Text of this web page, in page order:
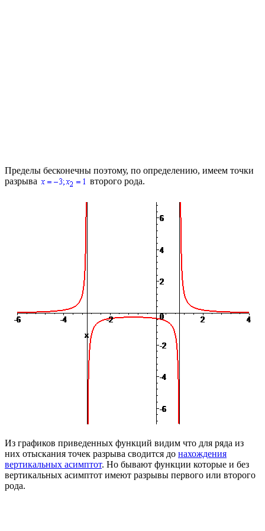
Пределы бесконечны поэтому, по определению, имеем точки
разрыва
второго рода.
Из графиков приведенных функций видим что для ряда из
них отыскания точек разрыва сводится до нахождения
вертикальных асимптот. Но бывают функции которые и без
вертикальных асимптот имеют разрывы первого или второго
рода.